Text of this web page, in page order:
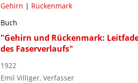
Gehirn | Rückenmark
Buch
"Gehirn und Rückenmark:
des Faserverlaufs"
1922
Emil Villiger, Verfasser